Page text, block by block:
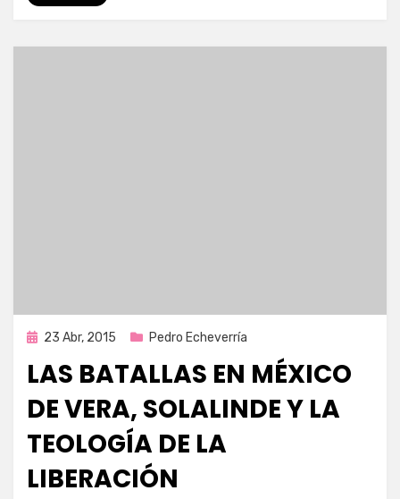
Publicada
23 Abr, 2015 Pedro Echeverría
LAS BATALLAS EN MÉXICO
DE VERA, SOLALINDE Y LA
TEOLOGÍA DE LA
LIBERACIÓN